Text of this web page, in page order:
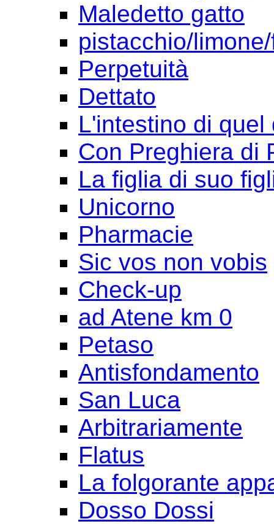
Maledetto gatto
pistacchio/
Perpetuità
Dettato
L'intestino di
Con Preghiera di
La figlia di suo
Unicorno
Pharmacie
Sic vos non vobis
Check-up
ad Atene km 0
Petaso
Antisfondamento
San Luca
Arbitrariamente
Flatus
La folgorante
Dosso Dossi